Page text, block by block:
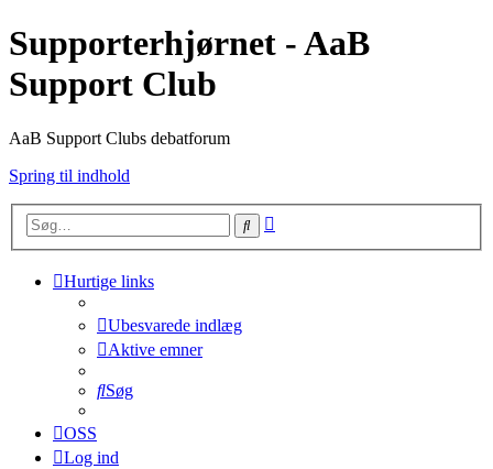
Supporterhjørnet - AaB
Support Club
AaB Support Clubs debatforum
Spring til indhold
Søg
Hurtige links
Ubesvarede indlæg
Aktive emner
Søg
OSS
Log ind